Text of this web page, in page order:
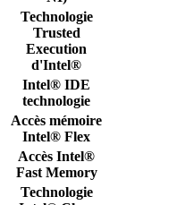
Technologie
Trusted
Execution
d'Intel®
Intel® IDE
technologie
Accès mémoire
Intel® Flex
Accès Intel®
Fast Memory
Technologie